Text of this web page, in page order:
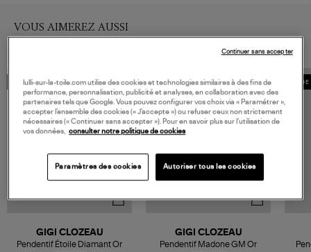
VOUS AIMEREZ AUSSI
MADE IN FRANCE
GIGI CLOZEAU
Pendentif Étoile Diamant Or
MADE IN FRANCE
GIGI CLOZEAU
Pendentif Madone GM Or
lulli-sur-la-toile.com utilise des cookies et technologies similaires à des fins de
performance, personnalisation, publicité et analyses, en collaboration avec des
partenaires tels que Google. Vous pouvez configurer vos choix via « Paramétrer »,
accepter l’ensemble des cookies (« J’accepte ») ou refuser ceux non strictement
nécessaires (« Continuer sans accepter »). Pour en savoir plus sur l’utilisation de
vos données, consulter notre politique de cookies
Paramètres des cookies Autoriser tous les cookies
Continuer sans accepter